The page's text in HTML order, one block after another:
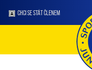
CHCI SE STÁT ČLENEM